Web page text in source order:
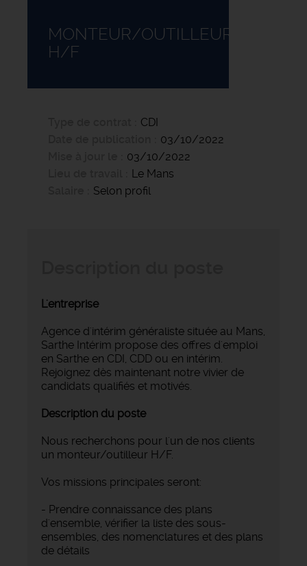
MONTEUR/OUTILLEUR
H/F
CDI
03/10/2022
03/10/2022
Le Mans
Selon profil
L'entreprise
Agence d'intérim généraliste située au Mans,
Sarthe Intérim propose des offres d'emploi
en Sarthe en CDI, CDD ou en intérim.
Rejoignez dès maintenant notre vivier de
candidats qualifiés et motivés.
Description du poste
Nous recherchons pour l'un de nos clients
un monteur/outilleur H/F.
Vos missions principales seront:
- Prendre connaissance des plans
d'ensemble, vérifier la liste des sous-
ensembles, des nomenclatures et des plans
de détails